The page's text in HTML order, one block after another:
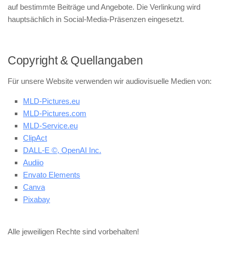
auf bestimmte Beiträge und Angebote. Die Verlinkung wird
hauptsächlich in Social-Media-Präsenzen eingesetzt.
Copyright & Quellangaben
Für unsere Website verwenden wir audiovisuelle Medien von:
MLD-Pictures.eu
MLD-Pictures.com
MLD-Service.eu
ClipAct
DALL-E ©, OpenAI Inc.
Audiio
Envato Elements
Canva
Pixabay
Alle jeweiligen Rechte sind vorbehalten!